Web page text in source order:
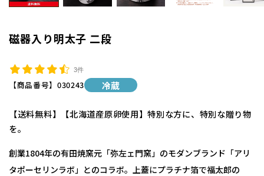
磁器入り明太子 二段
3件
【商品番号】 030243 冷蔵
【送料無料】【北海道産原卵使用】特別な方に、特別な贈り物
を。
創業1804年の有田焼窯元「弥左ェ門窯」のモダンブランド「アリ
タポーセリンラボ」とのコラボ。上蓋にプラチナ箔で福太郎の